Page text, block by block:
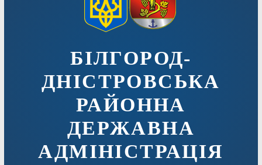
БІЛГОРОД-
ДНІСТРОВСЬКА
РАЙОННА
ДЕРЖАВНА
АДМІНІСТРАЦІЯ